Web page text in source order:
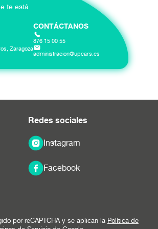
te está
Zaragoza
CONTÁCTANOS
876 15 00 55
administracion@upcars.es
Redes sociales
Instagram
Facebook
por reCAPTCHA y se aplican la Política de